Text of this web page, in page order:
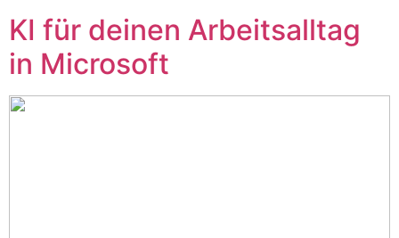
KI für deinen Arbeitsalltag
in Microsoft